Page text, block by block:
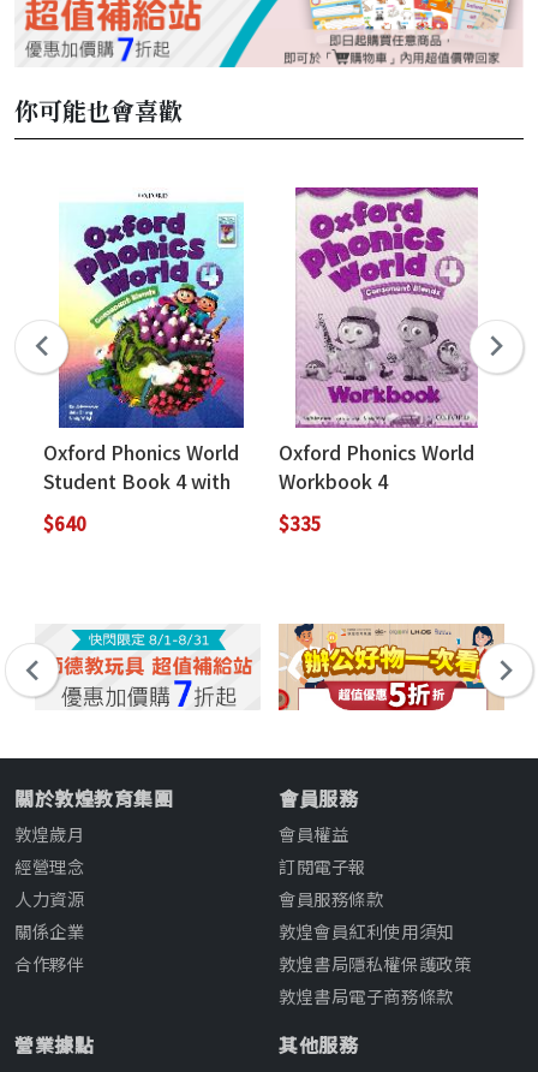
你可能也會喜歡
Oxford Phonics World
Student Book 4 with
Reader's e-Book
$640
Oxford Phonics World
Workbook 4
$335
關於敦煌教育集團
敦煌歲月
經營理念
人力資源
關係企業
合作夥伴
會員服務
會員權益
訂閱電子報
會員服務條款
敦煌會員紅利使用須知
敦煌書局隱私權保護政策
敦煌書局電子商務條款
營業據點 其他服務